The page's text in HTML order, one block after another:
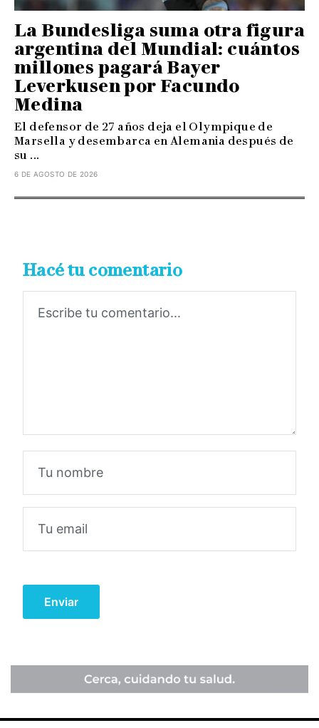
La Bundesliga suma otra figura
argentina del Mundial: cuántos
millones pagará Bayer
Leverkusen por Facundo
Medina
El defensor de 27 años deja el Olympique de
Marsella y desembarca en Alemania después de
su ...
6 DE AGOSTO DE 2026
Hacé tu comentario